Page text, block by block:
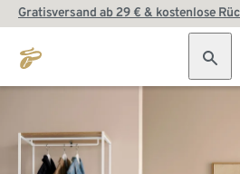
Gratisversand ab 29 € & kostenlose